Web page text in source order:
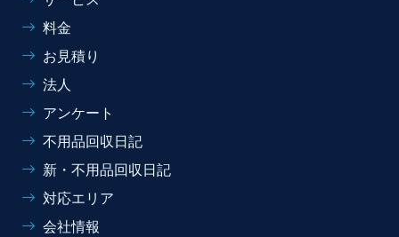
料金
お見積り
法人
アンケート
不用品回収日記
新・不用品回収日記
対応エリア
会社情報